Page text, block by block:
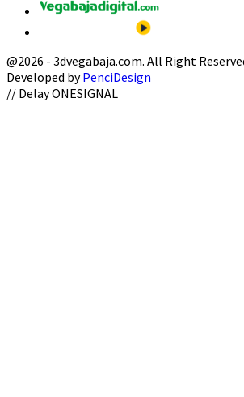
@2026 - 3dvegabaja.com. All Right
Developed byPenciDesign
Facebook
Twitter
Instagram
Youtube
Email
// Delay ONESIGNAL